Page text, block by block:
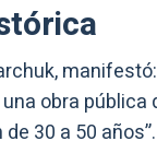
obra pública
30 a 50